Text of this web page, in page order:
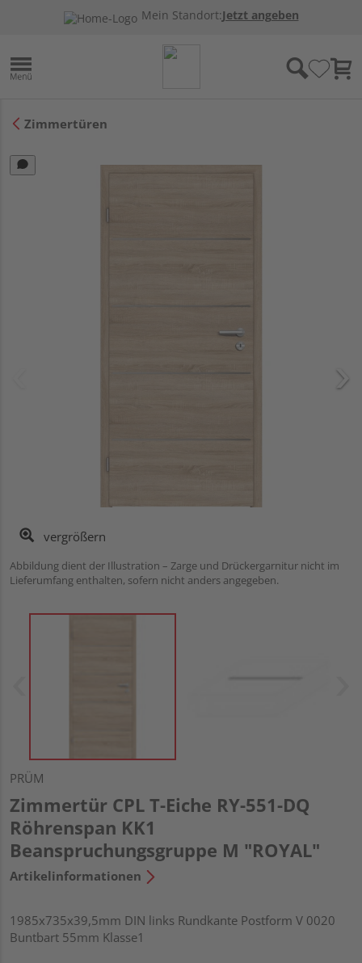
Mein Standort:Jetzt angeben
Zimmertüren
vergrößern
Abbildung dient der Illustration – Zarge und Drückergarnitur nicht im
Lieferumfang enthalten, sofern nicht anders angegeben.
PRÜM
Zimmertür CPL T-Eiche RY-551-DQ
Röhrenspan KK1
Beanspruchungsgruppe M "ROYAL"
Artikelinformationen
1985x735x39,5mm DIN links Rundkante Postform V 0020
Buntbart 55mm Klasse1